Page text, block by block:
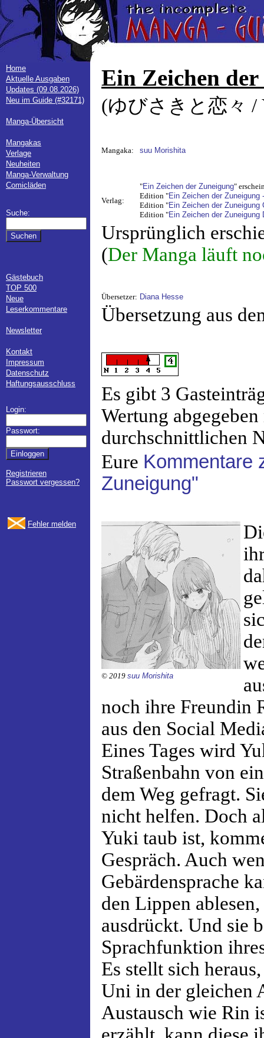
Home
Aktuelle Ausgaben
Updates (09.08.2026)
Neu im Guide (#32171)
Manga-Übersicht
Mangakas
Verlage
Neuheiten
Manga-Verwaltung
Comicläden
Suche:
Gästebuch
TOP 500
Neue
Leserkommentare
Newsletter
Kontakt
Impressum
Datenschutz
Haftungsausschluss
Login:
Passwort:
Registrieren
Passwort vergessen?
Fehler melden
Ein Zeichen
(ゆびさきと恋々 /
Mangaka: suu Morishita
Verlag:
"Ein Zeichen der Zuneigung"
Edition "Ein Zeichen der Zuneigung
Edition "Ein Zeichen der Zuneigung
Edition "Ein Zeichen der Zuneigung
Ursprünglich
(Der Manga läuft
Übersetzer: Diana Hesse
Übersetzung aus
Es gibt 3
Wertung
durchschnittlichen
Eure Kommentare
Zuneigung"
© 2019 suu Morishita
noch ihre Freundin
aus den Social
Eines Tages wird
Straßenbahn von
dem Weg gefragt.
nicht helfen. Doch
Yuki taub ist,
Gespräch. Auch
Gebärdensprache
den Lippen
ausdrückt. Und sie
Sprachfunktion
Es stellt sich
Uni in der gleichen
Austausch wie Rin